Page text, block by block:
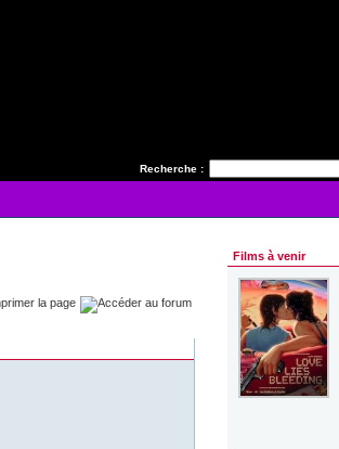
Recherche :
Films à venir